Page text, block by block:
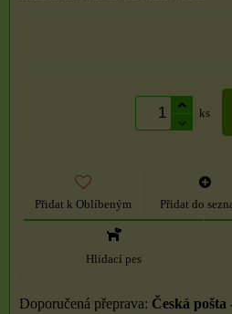
ks
Přidat k Oblíbeným Přidat do
Hlídací pes
Česká